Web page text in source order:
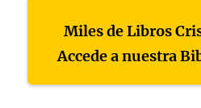
Miles de Libros
Accede a nuestra